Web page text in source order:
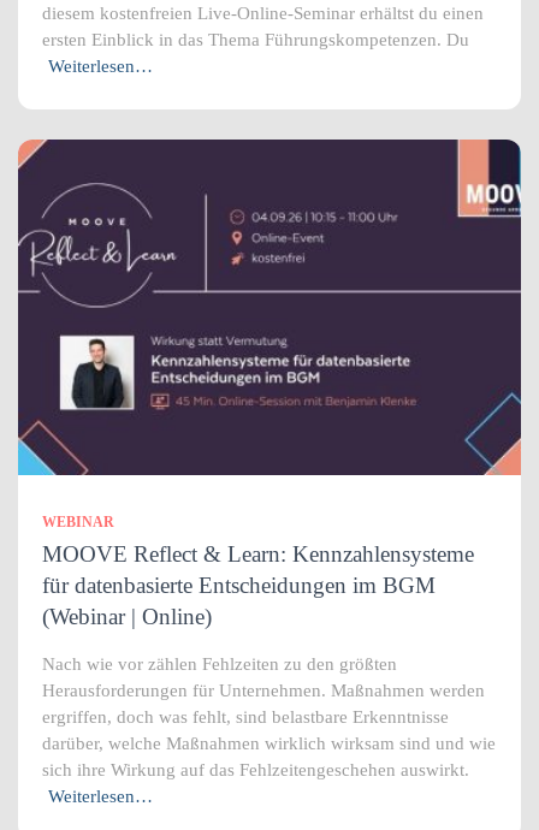
diesem kostenfreien Live-Online-Seminar erhältst du einen
ersten Einblick in das Thema Führungskompetenzen. Du
Weiterlesen…
WEBINAR
MOOVE Reflect & Learn: Kennzahlensysteme
für datenbasierte Entscheidungen im BGM
(Webinar | Online)
Nach wie vor zählen Fehlzeiten zu den größten
Herausforderungen für Unternehmen. Maßnahmen werden
ergriffen, doch was fehlt, sind belastbare Erkenntnisse
darüber, welche Maßnahmen wirklich wirksam sind und wie
sich ihre Wirkung auf das Fehlzeitengeschehen auswirkt.
Weiterlesen…